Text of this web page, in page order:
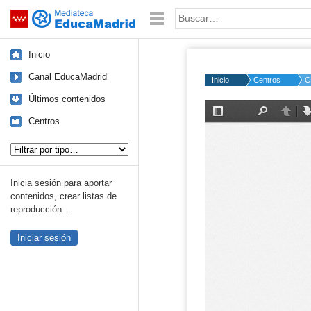
Saltar navegación Palabra o frase:
Inicio
Canal EducaMadrid
Últimos contenidos
Centros
Inicia sesión para aportar
contenidos, crear listas de
reproducción...
Iniciar sesión
Inicio Centros